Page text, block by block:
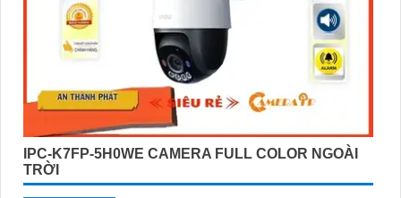
IPC-K7FP-5H0WE CAMERA FULL COLOR NGOÀI
TRỜI